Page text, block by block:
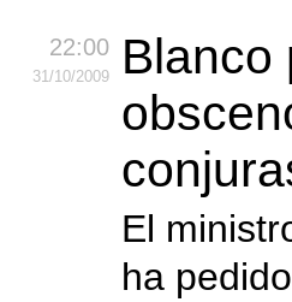
22:00
31/10/2009
Blanco
El
ha